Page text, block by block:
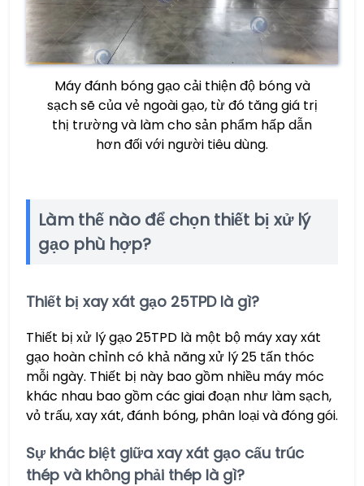
Máy đánh bóng gạo cải thiện độ bóng và
sạch sẽ của vẻ ngoài gạo, từ đó tăng giá trị
thị trường và làm cho sản phẩm hấp dẫn
hơn đối với người tiêu dùng.
Làm thế nào để chọn thiết bị xử lý
gạo phù hợp?
Thiết bị xay xát gạo 25TPD là gì?
Thiết bị xử lý gạo 25TPD là một bộ máy xay xát
gạo hoàn chỉnh có khả năng xử lý 25 tấn thóc
mỗi ngày. Thiết bị này bao gồm nhiều máy móc
khác nhau bao gồm các giai đoạn như làm sạch,
vỏ trấu, xay xát, đánh bóng, phân loại và đóng gói.
Sự khác biệt giữa xay xát gạo cấu trúc
thép và không phải thép là gì?